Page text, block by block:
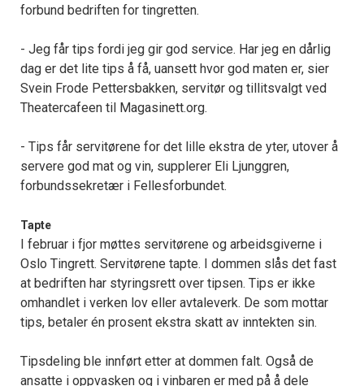
forbund bedriften for tingretten.
- Jeg får tips fordi jeg gir god service. Har jeg en dårlig
dag er det lite tips å få, uansett hvor god maten er, sier
Svein Frode Pettersbakken, servitør og tillitsvalgt ved
Theatercafeen til Magasinett.org.
- Tips får servitørene for det lille ekstra de yter, utover å
servere god mat og vin, supplerer Eli Ljunggren,
forbundssekretær i Fellesforbundet.
Tapte
I februar i fjor møttes servitørene og arbeidsgiverne i
Oslo Tingrett. Servitørene tapte. I dommen slås det fast
at bedriften har styringsrett over tipsen. Tips er ikke
omhandlet i verken lov eller avtaleverk. De som mottar
tips, betaler én prosent ekstra skatt av inntekten sin.
Tipsdeling ble innført etter at dommen falt. Også de
ansatte i oppvasken og i vinbaren er med på å dele